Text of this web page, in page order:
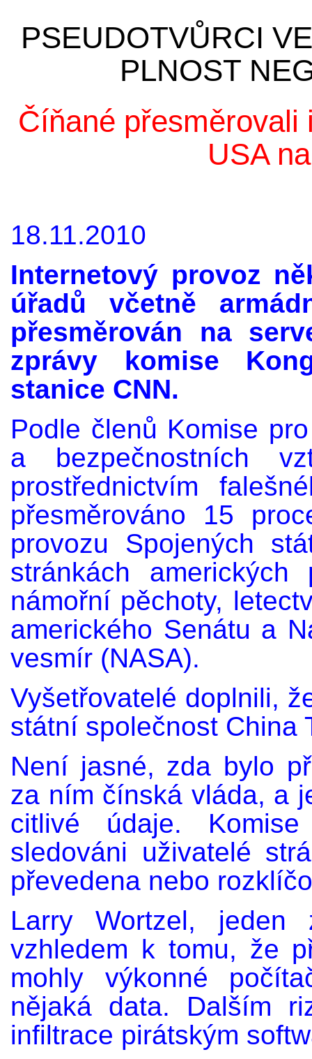
PSEUDOTVŮRCI
PLNOST
Číňané přesměrovali
USA
18.11.2010
Internetový provoz
úřadů včetně
přesměrován na
zprávy komise
stanice CNN.
Podle členů Komise
a bezpečnostních
prostřednictvím
přesměrováno 15
provozu Spojených
stránkách amerických
námořní pěchoty,
amerického Senátu a
vesmír (NASA).
Vyšetřovatelé doplnili,
státní společnost China
Není jasné, zda bylo
za ním čínská vláda, a
citlivé údaje.
sledováni uživatelé
převedena nebo
Larry Wortzel,
vzhledem k tomu, že
mohly výkonné
nějaká data. Dalším
infiltrace pirátským